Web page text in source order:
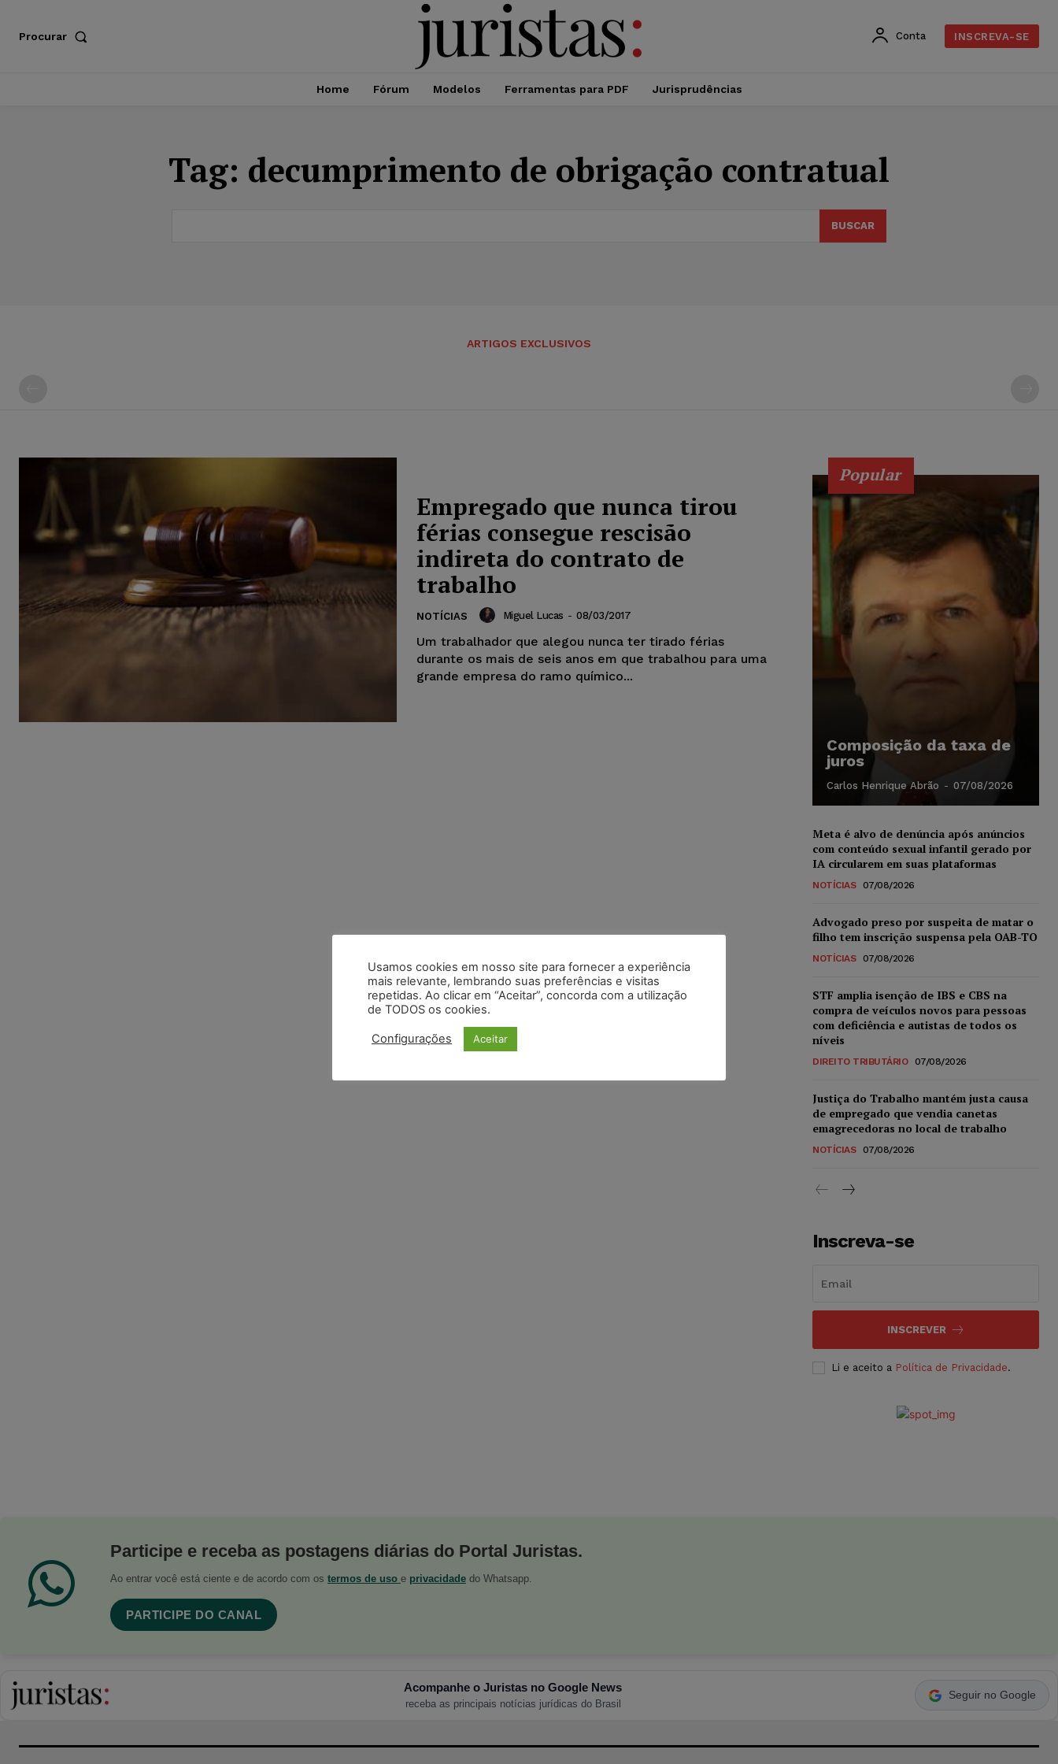
Procurar Conta INSCREVA-SE
Home Fórum Modelos Ferramentas para PDF Jurisprudências
Tag: decumprimento de obrigação contratual
BUSCAR
ARTIGOS EXCLUSIVOS
Empregado que nunca tirou
férias consegue rescisão
indireta do contrato de
trabalho
NOTÍCIAS Miguel Lucas - 08/03/2017
Um trabalhador que alegou nunca ter tirado férias
durante os mais de seis anos em que trabalhou para uma
grande empresa do ramo químico...
Popular
Composição da taxa de
juros
Carlos Henrique Abrão - 07/08/2026
Meta é alvo de denúncia após anúncios
com conteúdo sexual infantil gerado por
IA circularem em suas plataformas
NOTÍCIAS 07/08/2026
Advogado preso por suspeita de matar o
filho tem inscrição suspensa pela OAB-TO
NOTÍCIAS 07/08/2026
STF amplia isenção de IBS e CBS na
compra de veículos novos para pessoas
com deficiência e autistas de todos os
níveis
DIREITO TRIBUTÁRIO 07/08/2026
Justiça do Trabalho mantém justa causa
de empregado que vendia canetas
emagrecedoras no local de trabalho
NOTÍCIAS 07/08/2026
Inscreva-se
INSCREVER
Li e aceito a Política de Privacidade.
Participe e receba as postagens diárias do Portal Juristas.
Ao entrar você está ciente e de acordo com os termos de uso e privacidade do Whatsapp.
PARTICIPE DO CANAL
Acompanhe o Juristas no Google News
receba as principais notícias jurídicas do Brasil
Seguir no Google
Usamos cookies em nosso site para fornecer a experiência
mais relevante, lembrando suas preferências e visitas
repetidas. Ao clicar em “Aceitar”, concorda com a utilização
de TODOS os cookies.
Configurações Aceitar